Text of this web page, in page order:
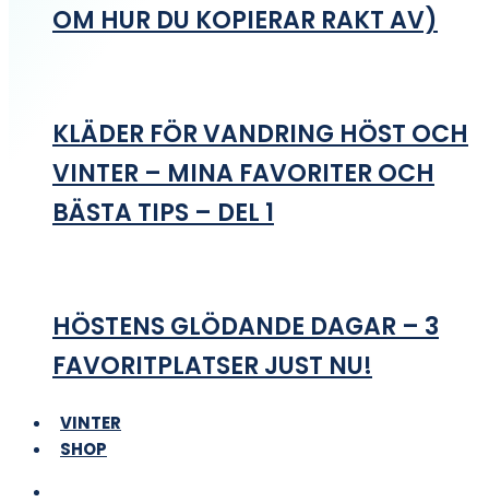
OM HUR DU KOPIERAR RAKT AV)
KLÄDER FÖR VANDRING HÖST OCH
VINTER – MINA FAVORITER OCH
BÄSTA TIPS – DEL 1
HÖSTENS GLÖDANDE DAGAR – 3
FAVORITPLATSER JUST NU!
VINTER
SHOP